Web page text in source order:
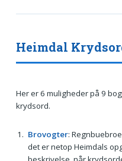
Heimdal
Her er 6 muligheder på 9
krydsord.
Brovogter:
det er netop Heimdals